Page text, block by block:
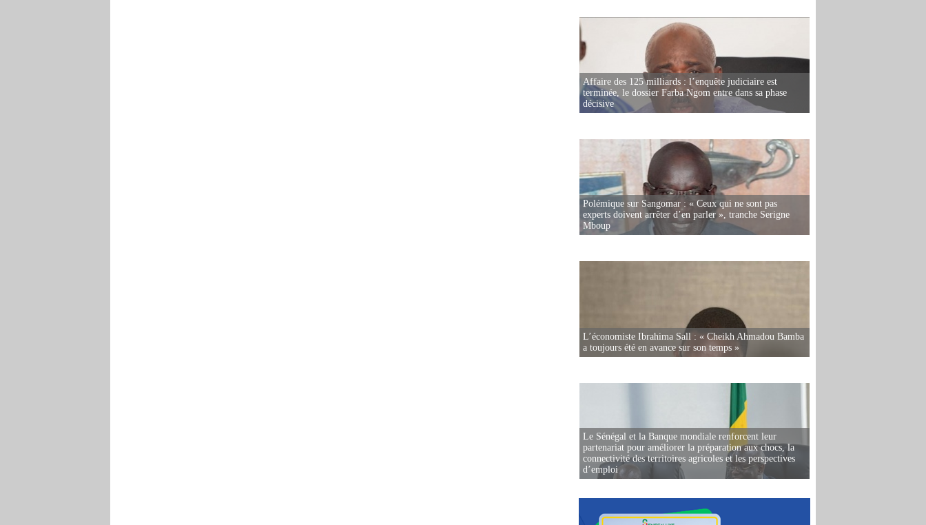
Affaire des 125 milliards : l’enquête judiciaire est
terminée, le dossier Farba Ngom entre dans sa phase
décisive
Polémique sur Sangomar : « Ceux qui ne sont pas
experts doivent arrêter d’en parler », tranche Serigne
Mboup
L’économiste Ibrahima Sall : « Cheikh Ahmadou Bamba
a toujours été en avance sur son temps »
Le Sénégal et la Banque mondiale renforcent leur
partenariat pour améliorer la préparation aux chocs, la
connectivité des territoires agricoles et les perspectives
d’emploi